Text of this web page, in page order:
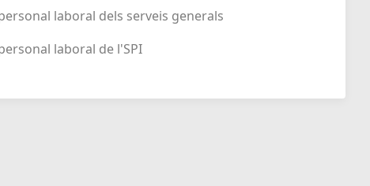
laboral dels serveis generals
laboral de l'SPI